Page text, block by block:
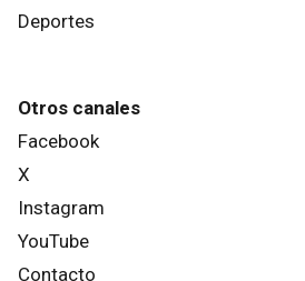
Deportes
Otros canales
Facebook
X
Instagram
YouTube
Contacto